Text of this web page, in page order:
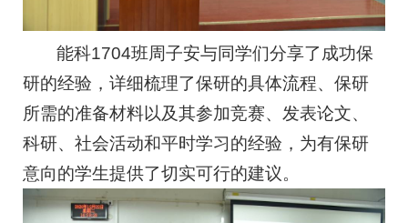
能科1704班周子安与同学们分享了成功保
研的经验，详细梳理了保研的具体流程、保研
所需的准备材料以及其参加竞赛、发表论文、
科研、社会活动和平时学习的经验，为有保研
意向的学生提供了切实可行的建议。